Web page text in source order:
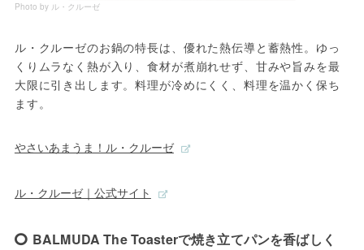
Photo by ル・クルーゼ
ル・クルーゼのお鍋の特長は、優れた熱伝導と蓄熱性。ゆっ
くりムラなく熱が入り、食材が煮崩れせず、甘みや旨みを最
大限に引き出します。料理が冷めにくく、料理を温かく保ち
ます。
やさいあまうま！ル・クルーゼ
ル・クルーゼ｜公式サイト
BALMUDA The Toaster‎で焼き立てパンを香ばしく